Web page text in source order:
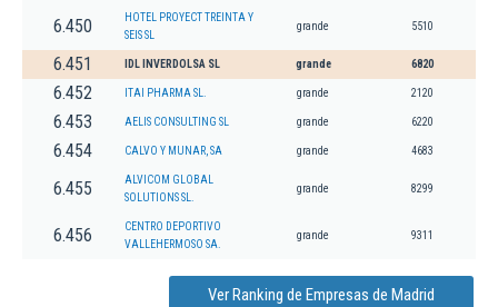
6.450
HOTEL PROYECT TREINTA Y
SEIS SL
grande 5510
6.451 IDL INVERDOLSA SL grande 6820
6.452 ITAI PHARMA SL. grande 2120
6.453 AELIS CONSULTING SL grande 6220
6.454 CALVO Y MUNAR, SA grande 4683
6.455
ALVICOM GLOBAL
SOLUTIONS SL.
grande 8299
6.456
CENTRO DEPORTIVO
VALLEHERMOSO SA.
grande 9311
Ver Ranking de Empresas de Madrid